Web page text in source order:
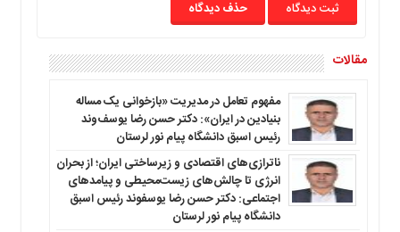
حذف دیدگاه
مقالات
مفهوم تعامل در مدیریت «بازخوانی یک مساله
بنیادین در ایران»: دکتر حسن رضا یوسف‌وند
رئیس اسبق دانشگاه پیام نور لرستان
ناترازی‌های اقتصادی و زیرساختی ایران؛ از بحران
انرژی تا چالش‌های زیست‌محیطی و پیامدهای
اجتماعی: دکتر حسن رضا یوسفوند رئیس اسبق
دانشگاه پیام نور لرستان